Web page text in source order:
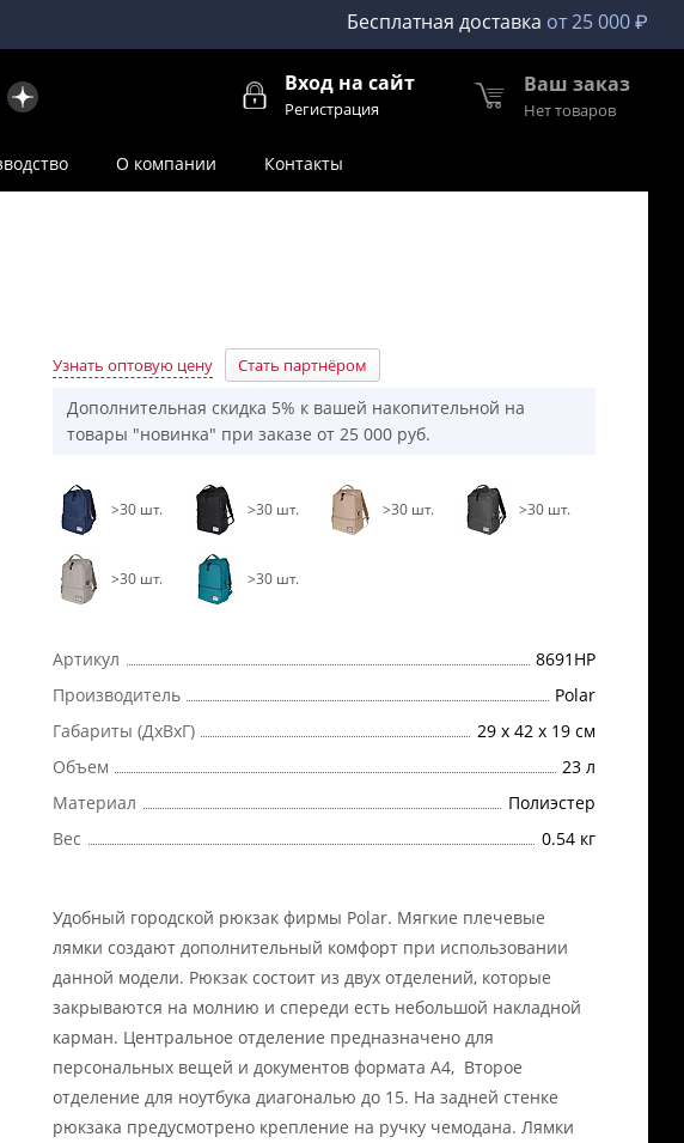
Бесплатная доставка от 25 000 ₽
Вход на сайт
Регистрация
Ваш заказ
Нет товаров
О компании Контакты
Узнать оптовую цену Стать партнёром
Дополнительная скидка 5% к вашей накопительной на
товары "новинка" при заказе от 25 000 руб.
>30 шт. >30 шт. >30 шт. >30 шт.
>30 шт. >30 шт.
Артикул
8691НР
Производитель
Polar
Габариты (ДхВхГ)
29 х 42 х 19 см
Объем
23 л
Материал
Полиэстер
Вес
0.54 кг
Удобный городской рюкзак фирмы Polar. Мягкие плечевые
лямки создают дополнительный комфорт при использовании
данной модели. Рюкзак состоит из двух отделений, которые
закрываются на молнию и спереди есть небольшой накладной
карман. Центральное отделение предназначено для
персональных вещей и документов формата А4, Второе
отделение для ноутбука диагональю до 15. На задней стенке
рюкзака предусмотрено крепление на ручку чемодана. Лямки